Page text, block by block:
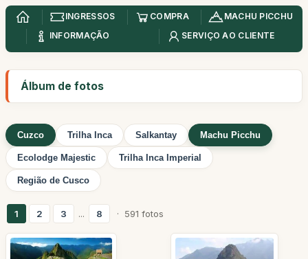
INGRESSOS COMPRA
MACHU PICCHU
INFORMAÇÃO
SERVIÇO AO CLIENTE
Álbum de fotos
Cuzco Trilha Inca Salkantay Machu Picchu
Ecolodge Majestic Trilha Inca Imperial
Região de Cusco
1 2 3 ... 8 · 591 fotos